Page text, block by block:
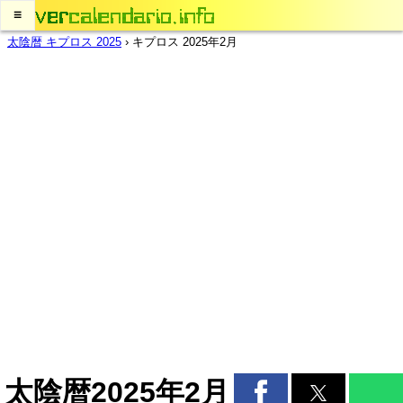
≡
太陰暦 キプロス 2025 › キプロス 2025年2月
太陰暦2025年2月